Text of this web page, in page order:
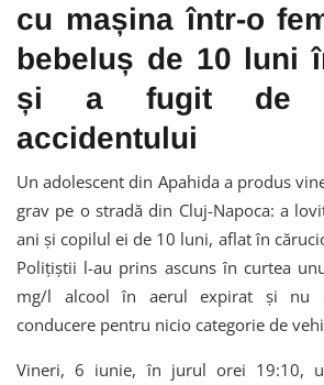
cu mașina într-o
bebeluș de 10 luni
și a fugit de
accidentului
Un adolescent din Apahida a produs
grav pe o stradă din Cluj-Napoca: a
ani și copilul ei de 10 luni, aflat în
Polițiștii l-au prins ascuns în curtea
mg/l alcool în aerul expirat și nu
conducere pentru nicio categorie de
Vineri, 6 iunie, în jurul orei 19:10,